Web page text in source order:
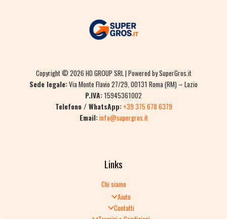
Copyright © 2026 HD GROUP SRL | Powered by SuperGros.it
Sede legale:Via Monte Flavio 27/29, 00131 Roma (RM) – Lazio
P.IVA:15945361002
Telefono / WhatsApp: +39 375 678 6379
Email:info@supergros.it
Links
Chi siamo
Aiuto
Contatti